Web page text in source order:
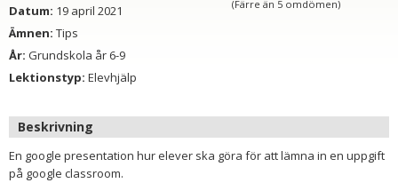
(Färre än 5 omdömen)
Datum: 19 april 2021
Ämnen: Tips
År: Grundskola år 6-9
Lektionstyp: Elevhjälp
Beskrivning
En google presentation hur elever ska göra för att lämna in en uppgift
på google classroom.